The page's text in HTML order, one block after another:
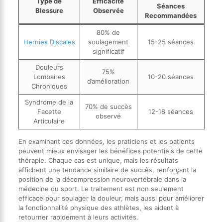
Blessure
Observée
Séances
Recommandées
Hernies Discales
80% de
soulagement
significatif
15-25 séances
Douleurs
Lombaires
Chroniques
75%
d’amélioration
10-20 séances
Syndrome de la
Facette
Articulaire
70% de succès
observé
12-18 séances
En examinant ces données, les praticiens et les patients
peuvent mieux envisager les bénéfices potentiels de cette
thérapie. Chaque cas est unique, mais les résultats
affichent une tendance similaire de succès, renforçant la
position de la décompression neurovertébrale dans la
médecine du sport. Le traitement est non seulement
efficace pour soulager la douleur, mais aussi pour améliorer
la fonctionnalité physique des athlètes, les aidant à
retourner rapidement à leurs activités.